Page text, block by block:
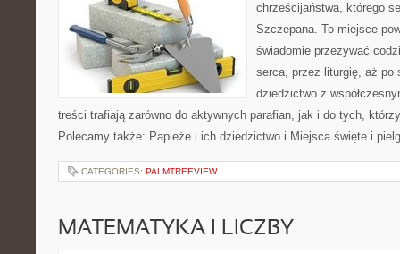
chrześcijaństwa, którego
Szczepana. To miejsce
świadomie przeżywać
serca, przez liturgię, aż po
dziedzictwo z
treści trafiają zarówno do aktywnych parafian, jak i do tych,
Polecamy także: Papieże i ich dziedzictwo i Miejsca święte i
CATEGORIES: PALMTREEVIEW
MATEMATYKA I LICZBY